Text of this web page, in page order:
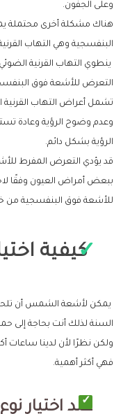
وعلى الجفون.
هناك مشكلة أخرى محتملة
البنفسجية وهي التهاب
ينطوي التهاب القرنية
التعرض للأشعة فوق
تشمل أعراض التهاب
وعدم وضوح الرؤية وعادة
الرؤية بشكل دائم.
قد يؤدي التعرض المفرط
ببعض أمراض العيون وفقًا
للأشعة فوق البنفسجية من
كيفية
يمكن لأشعة الشمس أن
السنة لذلك أنت بحاجة إلى
ولكن نظرًا لأن لدينا
فهي أكثر أهمية.
عند اختيار